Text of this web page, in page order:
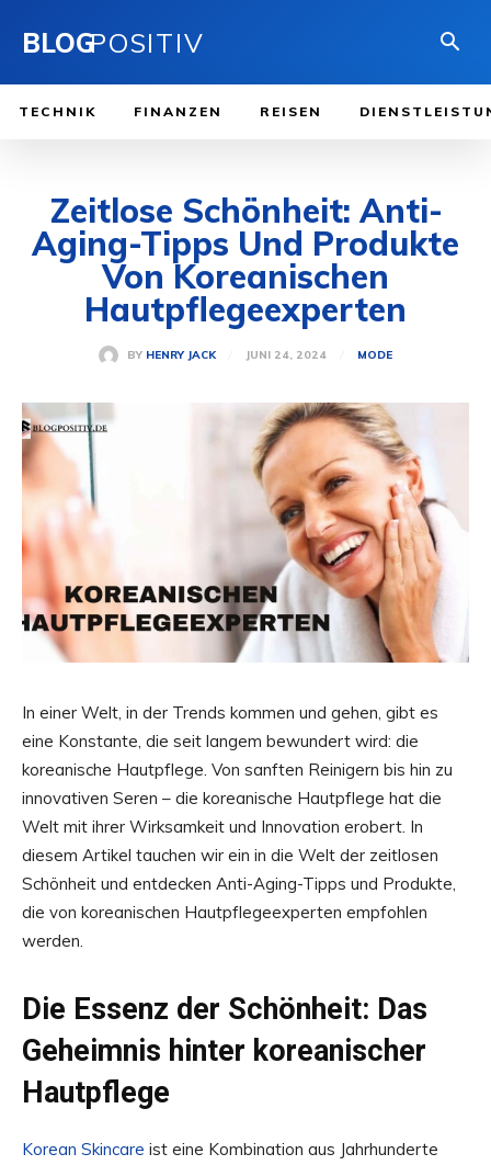
BLOGPOSITIV
TECHNIK FINANZEN REISEN
Zeitlose Schönheit: Anti-
Aging-Tipps Und Produkte
Von Koreanischen
Hautpflegeexperten
BY HENRY JACK JUNI 24, 2024 MODE
In einer Welt, in der Trends kommen und gehen, gibt es
eine Konstante, die seit langem bewundert wird: die
koreanische Hautpflege. Von sanften Reinigern bis hin zu
innovativen Seren – die koreanische Hautpflege hat die
Welt mit ihrer Wirksamkeit und Innovation erobert. In
diesem Artikel tauchen wir ein in die Welt der zeitlosen
Schönheit und entdecken Anti-Aging-Tipps und Produkte,
die von koreanischen Hautpflegeexperten empfohlen
werden.
Die Essenz der Schönheit: Das
Geheimnis hinter koreanischer
Hautpflege
Korean Skincare ist eine Kombination aus Jahrhunderte